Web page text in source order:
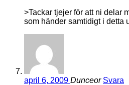
>Tackar tjejer för att ni delar
som händer samtidigt i detta
april 6, 2009 Dunceor Svara